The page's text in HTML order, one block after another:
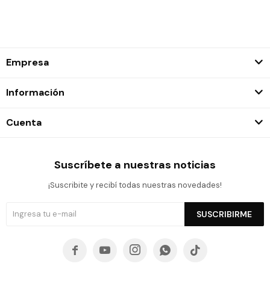
Empresa
Información
Cuenta
Suscríbete a nuestras noticias
¡Suscribite y recibí todas nuestras novedades!
SUSCRIBIRME
    